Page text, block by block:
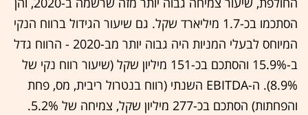
הסתכמו בכ-1.7 מיליארד שקל. גם שיעור הגידול ברווח הנקי
המיוחס לבעלי המניות היה גבוה יותר מב-2020 - הרווח גדל
ב-15.9% והסתכם בכ-151 מיליון שקל (שיעור רווח נקי של
8.9%). ה-EBITDA השנתי (רווח בנטרול ריבית, מס, פחת
והפחתות) הסתכם בכ-277 מיליון שקל, צמיחה של 5.2%.